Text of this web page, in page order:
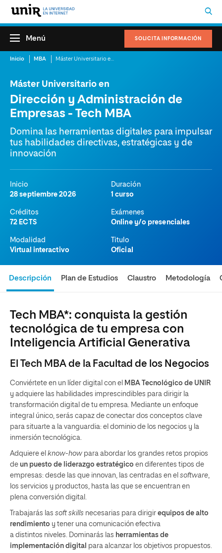
SOLICITA INFORMACIÓN
Menú
Inicio MBA
Máster Universitario en
Dirección y Administración de
Empresas - Tech MBA
Domina las herramientas digitales para impulsar
tus habilidades directivas, estratégicas y de
innovación
Inicio
28 septiembre 2026
Duración
1 curso
Créditos
72 ECTS
Exámenes
Online y/o presenciales
Modalidad
Virtual interactivo
Titulo
Oficial
Descripción Plan de Estudios Claustro Metodología
Tech MBA*: conquista la gestión
tecnológica de tu empresa con
Inteligencia Artificial Generativa
El Tech MBA de la Facultad de los Negocios
Conviértete en un líder digital con el MBA Tecnológico de UNIR
y adquiere las habilidades imprescindibles para dirigir la
transformación digital de tu empresa. Mediante un enfoque
integral único, serás capaz de conectar dos conceptos clave
para situarte a la vanguardia: el dominio de los negocios y la
inmersión tecnológica.
Adquiere el know-how para abordar los grandes retos propios
de un puesto de liderazgo estratégico en diferentes tipos de
empresas: desde las que innovan, las centradas en el software,
los servicios y productos, hasta las que se encuentran en
plena conversión digital.
Trabajarás las soft skills necesarias para dirigir equipos de alto
rendimiento y tener una comunicación efectiva
a distintos niveles. Dominarás las herramientas de
implementación digital para alcanzar los objetivos propuestos.